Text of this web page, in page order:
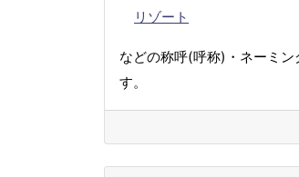
リゾート
などの称呼(呼称)・ネーミ
す。